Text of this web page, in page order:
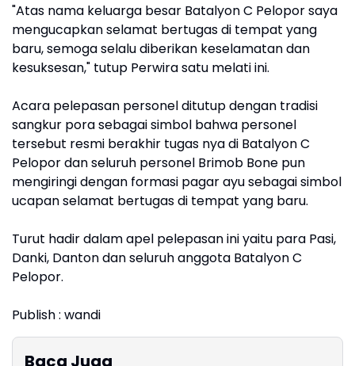
"Atas nama keluarga besar Batalyon C Pelopor saya
mengucapkan selamat bertugas di tempat yang
baru, semoga selalu diberikan keselamatan dan
kesuksesan," tutup Perwira satu melati ini.
Acara pelepasan personel ditutup dengan tradisi
sangkur pora sebagai simbol bahwa personel
tersebut resmi berakhir tugas nya di Batalyon C
Pelopor dan seluruh personel Brimob Bone pun
mengiringi dengan formasi pagar ayu sebagai simbol
ucapan selamat bertugas di tempat yang baru.
Turut hadir dalam apel pelepasan ini yaitu para Pasi,
Danki, Danton dan seluruh anggota Batalyon C
Pelopor.
Publish : wandi
Baca Juga